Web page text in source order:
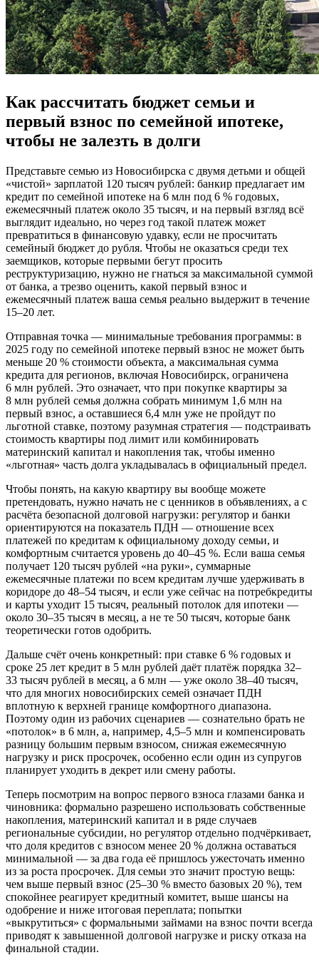
Как рассчитать бюджет семьи и
первый взнос по семейной ипотеке,
чтобы не залезть в долги
Представьте семью из Новосибирска с двумя детьми и общей
«чистой» зарплатой 120 тысяч рублей: банкир предлагает им
кредит по семейной ипотеке на 6 млн под 6 % годовых,
ежемесячный платеж около 35 тысяч, и на первый взгляд всё
выглядит идеально, но через год такой платеж может
превратиться в финансовую удавку, если не просчитать
семейный бюджет до рубля. Чтобы не оказаться среди тех
заемщиков, которые первыми бегут просить
реструктуризацию, нужно не гнаться за максимальной суммой
от банка, а трезво оценить, какой первый взнос и
ежемесячный платеж ваша семья реально выдержит в течение
15–20 лет.
Отправная точка — минимальные требования программы: в
2025 году по семейной ипотеке первый взнос не может быть
меньше 20 % стоимости объекта, а максимальная сумма
кредита для регионов, включая Новосибирск, ограничена
6 млн рублей. Это означает, что при покупке квартиры за
8 млн рублей семья должна собрать минимум 1,6 млн на
первый взнос, а оставшиеся 6,4 млн уже не пройдут по
льготной ставке, поэтому разумная стратегия — подстраивать
стоимость квартиры под лимит или комбинировать
материнский капитал и накопления так, чтобы именно
«льготная» часть долга укладывалась в официальный предел.
Чтобы понять, на какую квартиру вы вообще можете
претендовать, нужно начать не с ценников в объявлениях, а с
расчёта безопасной долговой нагрузки: регулятор и банки
ориентируются на показатель ПДН — отношение всех
платежей по кредитам к официальному доходу семьи, и
комфортным считается уровень до 40–45 %. Если ваша семья
получает 120 тысяч рублей «на руки», суммарные
ежемесячные платежи по всем кредитам лучше удерживать в
коридоре до 48–54 тысяч, и если уже сейчас на потребкредиты
и карты уходит 15 тысяч, реальный потолок для ипотеки —
около 30–35 тысяч в месяц, а не те 50 тысяч, которые банк
теоретически готов одобрить.
Дальше счёт очень конкретный: при ставке 6 % годовых и
сроке 25 лет кредит в 5 млн рублей даёт платёж порядка 32–
33 тысяч рублей в месяц, а 6 млн — уже около 38–40 тысяч,
что для многих новосибирских семей означает ПДН
вплотную к верхней границе комфортного диапазона.
Поэтому один из рабочих сценариев — сознательно брать не
«потолок» в 6 млн, а, например, 4,5–5 млн и компенсировать
разницу большим первым взносом, снижая ежемесячную
нагрузку и риск просрочек, особенно если один из супругов
планирует уходить в декрет или смену работы.
Теперь посмотрим на вопрос первого взноса глазами банка и
чиновника: формально разрешено использовать собственные
накопления, материнский капитал и в ряде случаев
региональные субсидии, но регулятор отдельно подчёркивает,
что доля кредитов с взносом менее 20 % должна оставаться
минимальной — за два года её пришлось ужесточать именно
из за роста просрочек. Для семьи это значит простую вещь:
чем выше первый взнос (25–30 % вместо базовых 20 %), тем
спокойнее реагирует кредитный комитет, выше шансы на
одобрение и ниже итоговая переплата; попытки
«выкрутиться» с формальными займами на взнос почти всегда
приводят к завышенной долговой нагрузке и риску отказа на
финальной стадии.